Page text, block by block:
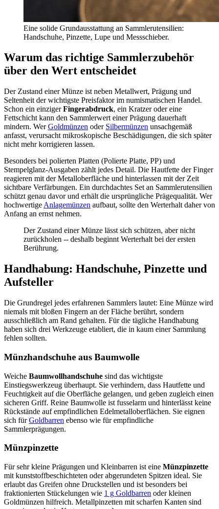
Eine solide Grundausstattung an Sammlerutensilien:
Handschuhe, Pinzette, Lupe und Messschieber.
Warum das richtige Sammlerzubehör
über den Wert entscheidet
Der Zustand einer Münze ist neben Metallwert, Prägung und
Seltenheit der wichtigste Preisfaktor im numismatischen Handel.
Schon ein einzigerFingerabdruck, ein Kratzer oder eine
Fettschicht kann den Sammlerwert einer Prägung dauerhaft
mindern. WerGoldmünzen oder Silbermünzen unsachgemäß
anfasst, verursacht mikroskopische Beschädigungen, die sich später
nicht mehr korrigieren lassen.
Besonders bei polierten Platten (Polierte Platte, PP) und
Stempelglanz-Ausgaben zählt jedes Detail. Die Hautfette der Finger
reagieren mit der Metalloberfläche und hinterlassen mit der Zeit
sichtbare Verfärbungen. Ein durchdachtes Set an Sammlerutensilien
schützt genau davor und erhält die ursprüngliche Prägequalität. Wer
hochwertige Anlagemünzen aufbaut, sollte den Werterhalt daher von
Anfang an ernst nehmen.
Der Zustand einer Münze lässt sich schützen, aber nicht
zurückholen -- deshalb beginnt Werterhalt bei der ersten
Berührung.
Handhabung: Handschuhe, Pinzette und
Aufsteller
Die Grundregel jedes erfahrenen Sammlers lautet: Eine Münze wird
niemals mit bloßen Fingern an der Fläche berührt, sondern
ausschließlich am Rand gehalten. Für die tägliche Handhabung
haben sich drei Werkzeuge etabliert, die in kaum einer Sammlung
fehlen sollten.
Münzhandschuhe aus Baumwolle
Weiche Baumwollhandschuhe sind das wichtigste
Einstiegswerkzeug überhaupt. Sie verhindern, dass Hautfette und
Feuchtigkeit auf die Oberfläche gelangen, und geben zugleich einen
sicheren Griff. Reine Baumwolle ist fusselarm und hinterlässt keine
Rückstände auf empfindlichen Edelmetalloberflächen. Sie eignen
sich fürGoldbarren ebenso wie für empfindliche
Sammlerprägungen.
Münzpinzette
Für sehr kleine Prägungen und Kleinbarren ist eine Münzpinzette
mit kunststoffbeschichteten oder abgerundeten Spitzen ideal. Sie
erlaubt das Greifen ohne Druckstellen und ist besonders bei
fraktionierten Stückelungen wie 1 g Goldbarren oder kleinen
Goldmünzen hilfreich. Metallpinzetten mit scharfen Kanten sind